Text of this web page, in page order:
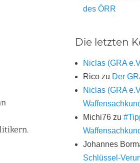
des ÖRR
Die letzten
Niclas (GRA
Rico zu Der
Niclas (GRA
Michi76 zu
Johannes
Schlüssel-